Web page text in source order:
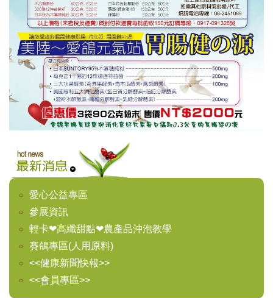
愛心公益專區
參展資訊
輕卡❤高纖甜點❤農產品沖泡教學
賽鴿專區(人用原料)
<<健康新聞快報>>
<<會員專區>>